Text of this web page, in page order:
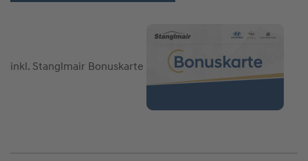
inkl. Stanglmair Bonuskarte